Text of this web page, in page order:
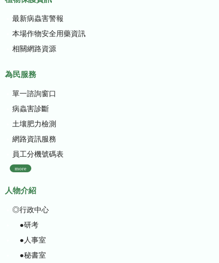
最新病蟲害警報
本場作物安全用藥資訊
相關網路資源
為民服務
單一諮詢窗口
病蟲害診斷
土壤肥力檢測
網路資訊服務
員工分機號碼表
more
人物介紹
◎行政中心
●研考
●人事室
●秘書室